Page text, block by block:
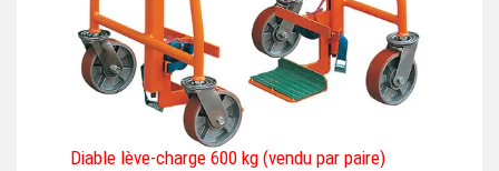
Diable lève-charge 600 kg (vendu par paire)